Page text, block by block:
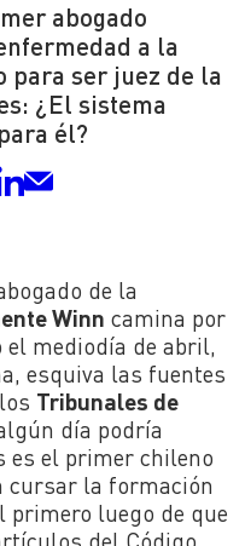
abogado
a la
para ser juez de la
¿El sistema
él?
de la
Winn camina por
mediodía de abril,
esquiva las fuentes
Tribunales de
día podría
es el primer chileno
cursar la formación
primero luego de que
del Código